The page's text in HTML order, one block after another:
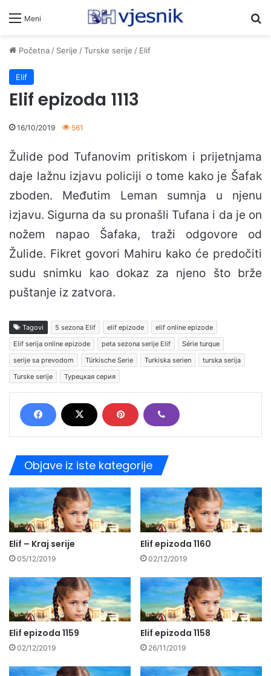
Meni
Početna/ Serije /Turske serije / Elif
Elif
Elif epizoda 1113
16/10/2019 561
Žulide pod Tufanovim pritiskom i prijetnjama
daje lažnu izjavu policiji o tome kako je Šafak
zboden. Međutim Leman sumnja u njenu
izjavu. Sigurna da su pronašli Tufana i da je on
nožem napao Šafaka, traži odgovore od
Žulide. Fikret govori Mahiru kako će predočiti
sudu snimku kao dokaz za njeno što brže
puštanje iz zatvora.
Tagovi 5 sezona Elif elif epizode
elif online epizode
Elif serija online epizode
peta sezona serije Elif
Série turque
serije sa prevodom
Türkische Serie Turkiska serien
turska serija
Turske serije
Турецкая серия
Objave iz iste kategorije
Elif – Kraj serije
05/12/2019
Elif epizoda 1160
02/12/2019
Elif epizoda 1159
02/12/2019
Elif epizoda 1158
26/11/2019